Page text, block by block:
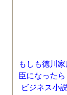
もしも徳川
臣になったら
ビジネス小